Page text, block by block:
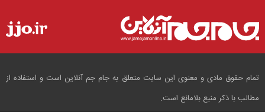
تمام حقوق مادی و معنوی این سایت متعلق به جام جم آنلاین است و استفاده از
مطالب با ذکر منبع بلامانع است.